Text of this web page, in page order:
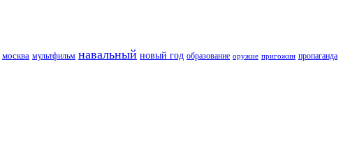
москва мультфильм навальный новый год образование оружие пригожин пропаганда